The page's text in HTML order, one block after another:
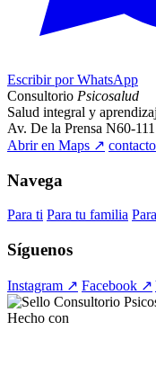
Escribir por WhatsApp
Consultorio Psicosalud
Salud integral y
Av. De la Prensa N60-
Abrir en Maps ↗
Navega
Para ti Para tu familia
Síguenos
Instagram ↗ Facebook ↗
Hecho con